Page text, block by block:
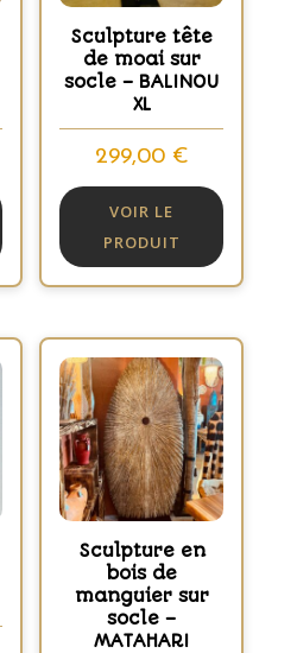
Sculpture tête
de moai sur
socle – BALINOU
XL
299,00 €
VOIR LE
PRODUIT
Sculpture en
bois de
manguier sur
socle –
MATAHARI